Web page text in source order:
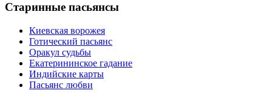
Старинные пасьянсы
Киевская ворожея
Готический пасьянс
Оракул судьбы
Екатерининское гадание
Индийские карты
Пасьянс любви